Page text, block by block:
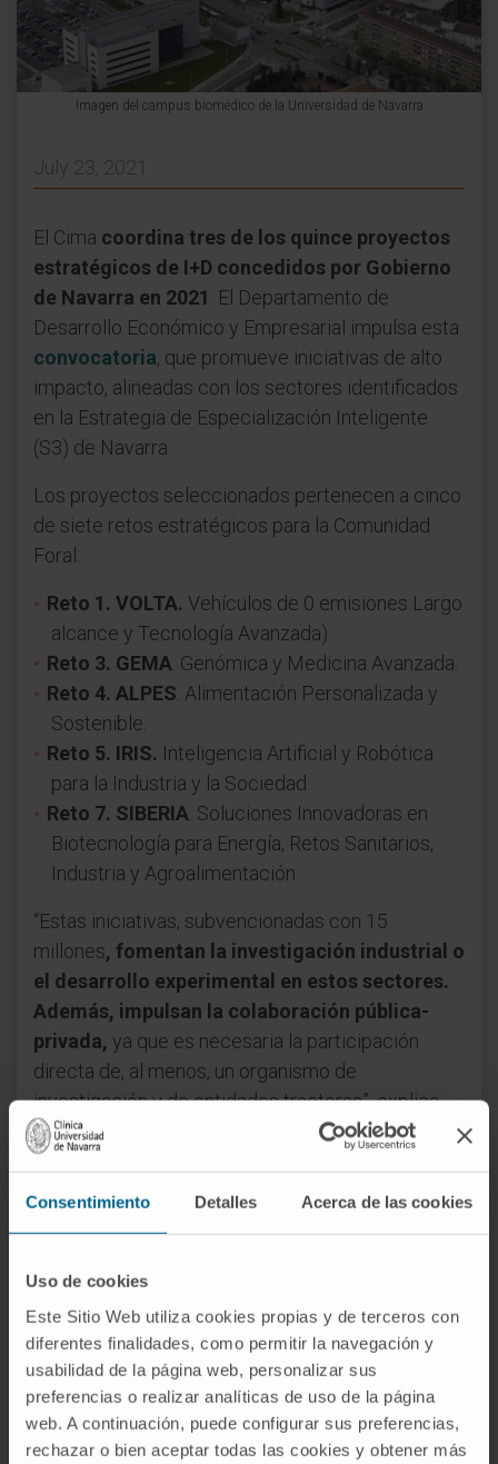
Consentimiento Detalles Acerca de las cookies
Uso de cookies
Este Sitio Web utiliza cookies propias y de terceros con
diferentes finalidades, como permitir la navegación y
usabilidad de la página web, personalizar sus
preferencias o realizar analíticas de uso de la página
web. A continuación, puede configurar sus preferencias,
rechazar o bien aceptar todas las cookies y obtener más
Imagen del campus biomédico de la Universidad de Navarra
July 23, 2021
El Cima coordina tres de los quince proyectos
estratégicos de I+D concedidos por Gobierno
de Navarra en 2021 . El Departamento de
Desarrollo Económico y Empresarial impulsa esta
convocatoria, que promueve iniciativas de alto
impacto, alineadas con los sectores identificados
en la Estrategia de Especialización Inteligente
(S3) de Navarra.
Los proyectos seleccionados pertenecen a cinco
de siete retos estratégicos para la Comunidad
Foral:
Reto 1. VOLTA. Vehículos de 0 emisiones Largo
alcance y Tecnología Avanzada)
Reto 3. GEMA . Genómica y Medicina Avanzada.
Reto 4. ALPES . Alimentación Personalizada y
Sostenible.
Reto 5. IRIS. Inteligencia Artificial y Robótica
para la Industria y la Sociedad.
Reto 7. SIBERIA . Soluciones Innovadoras en
Biotecnología para Energía, Retos Sanitarios,
Industria y Agroalimentación.
“Estas iniciativas, subvencionadas con 15
millones, fomentan la investigación industrial o
el desarrollo experimental en estos sectores.
Además, impulsan la colaboración pública-
privada, ya que es necesaria la participación
directa de, al menos, un organismo de
investigación y de entidades tractoras”, explica
Mikel Irujo, consejero de Desarrollo Económico y
Empresarial.
Proyectos coordinados por el Cima
integran en el reto GEMA. Por un lado,
BLANCA (Breast Long non coding ANti-Cancer
Antigens) se centra en la utilización de datos
genómicos para generar una vacuna contra el
cáncer. Cuenta con la participación de la Clínica
Universidad de Navarra, Navarrabiomed, el